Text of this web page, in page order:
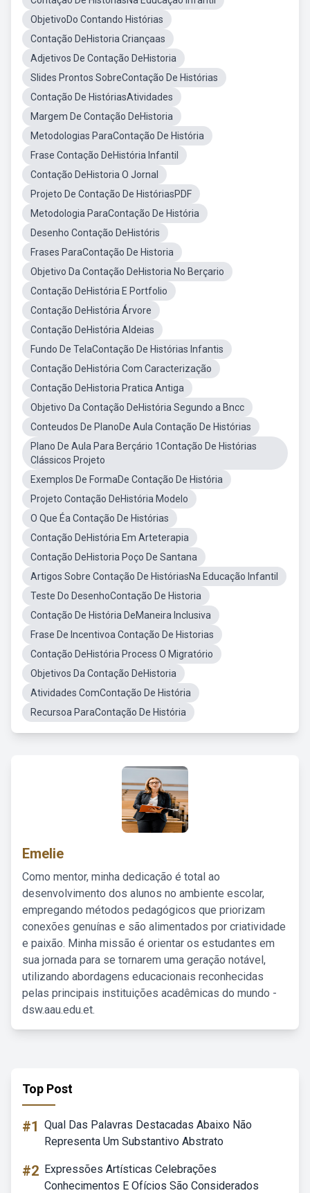
ObjetivoDo Contando Histórias
Contação DeHistoria Criançaas
Adjetivos De Contação DeHistoria
Slides Prontos SobreContação De Histórias
Contação De HistóriasAtividades
Margem De Contação DeHistoria
Metodologias ParaContação De História
Frase Contação DeHistória Infantil
Contação DeHistoria O Jornal
Projeto De Contação De HistóriasPDF
Metodologia ParaContação De História
Desenho Contação DeHistóris
Frases ParaContação De Historia
Objetivo Da Contação DeHistoria No Berçario
Contação DeHistória E Portfolio
Contação DeHistória Árvore
Contação DeHistória Aldeias
Fundo De TelaContação De Histórias Infantis
Contação DeHistória Com Caracterização
Contação DeHistoria Pratica Antiga
Objetivo Da Contação DeHistória Segundo a Bncc
Conteudos De PlanoDe Aula Contação De Histórias
Plano De Aula Para Berçário 1Contação De Histórias
Clássicos Projeto
Exemplos De FormaDe Contação De História
Projeto Contação DeHistória Modelo
O Que Éa Contação De Histórias
Contação DeHistória Em Arteterapia
Contação DeHistoria Poço De Santana
Artigos Sobre Contação De HistóriasNa Educação Infantil
Teste Do DesenhoContação De Historia
Contação De História DeManeira Inclusiva
Frase De Incentivoa Contação De Historias
Contação DeHistória Process O Migratório
Objetivos Da Contação DeHistoria
Atividades ComContação De História
Recursoa ParaContação De História
Emelie
Como mentor, minha dedicação é total ao
desenvolvimento dos alunos no ambiente escolar,
empregando métodos pedagógicos que priorizam
conexões genuínas e são alimentados por criatividade
e paixão. Minha missão é orientar os estudantes em
sua jornada para se tornarem uma geração notável,
utilizando abordagens educacionais reconhecidas
pelas principais instituições acadêmicas do mundo -
dsw.aau.edu.et.
Top Post
#1 Qual Das Palavras Destacadas Abaixo Não
Representa Um Substantivo Abstrato
#2 Expressões Artísticas Celebrações
Conhecimentos E Ofícios São Considerados